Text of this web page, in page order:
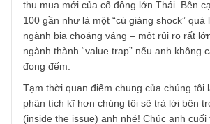
thuộc Samsung) và quan sát vô số
chẳng hạn như Seoul Metal Vietnam
sẽ tránh mô hình kinh doanh chỉ phụ
vậy.
Ngoài ra, công ty Mẹ Sabeco vừa
ban quản trị sau khi Thaibev mua lại
đó số phận của các case sản xuất